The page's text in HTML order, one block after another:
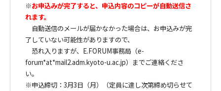
※お申込みが完了すると、申込内容のコピーが自動送信さ
れます。
自動送信のメールが届かなかった場合は、お申込みが完
了していない可能性がありますので、
恐れ入りますが、E.FORUM事務局（e-
forum*at*mail2.adm.kyoto-u.ac.jp）までご連絡くださ
い。
※申込締切：3月3日（月）（定員に達し次第締め切らせて